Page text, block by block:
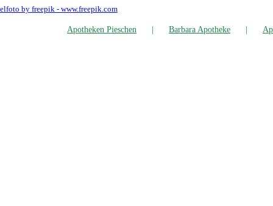
by freepik - www.freepik.com
Apo­the­ken Pieschen Bar­ba­ra Apotheke